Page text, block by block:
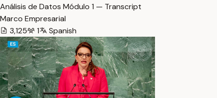
Análisis de Datos Módulo 1 — Transcript
Marco Empresarial
3,125
1 Spanish